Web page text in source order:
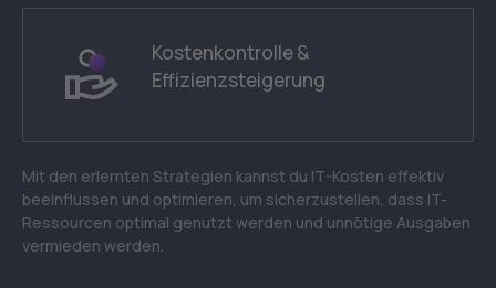
Kostenkontrolle &
Effizienzsteigerung
Mit den erlernten Strategien kannst du IT-Kosten effektiv
beeinflussen und optimieren, um sicherzustellen, dass IT-
Ressourcen optimal genutzt werden und unnötige Ausgaben
vermieden werden.